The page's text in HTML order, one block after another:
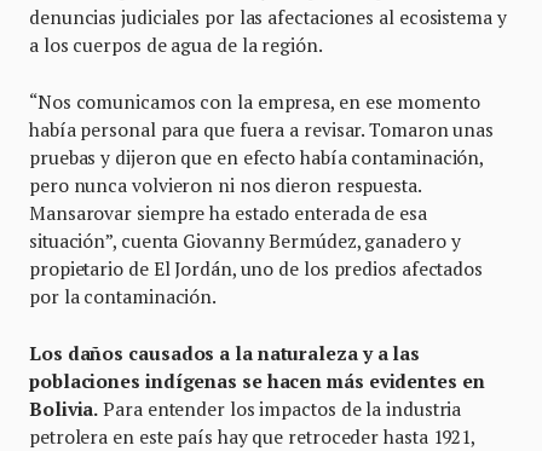
denuncias judiciales por las afectaciones al ecosistema y
a los cuerpos de agua de la región.
“Nos comunicamos con la empresa, en ese momento
había personal para que fuera a revisar. Tomaron unas
pruebas y dijeron que en efecto había contaminación,
pero nunca volvieron ni nos dieron respuesta.
Mansarovar siempre ha estado enterada de esa
situación”, cuenta Giovanny Bermúdez, ganadero y
propietario de El Jordán, uno de los predios afectados
por la contaminación.
Los daños causados a la naturaleza y a las
poblaciones indígenas se hacen más evidentes en
Bolivia. Para entender los impactos de la industria
petrolera en este país hay que retroceder hasta 1921,